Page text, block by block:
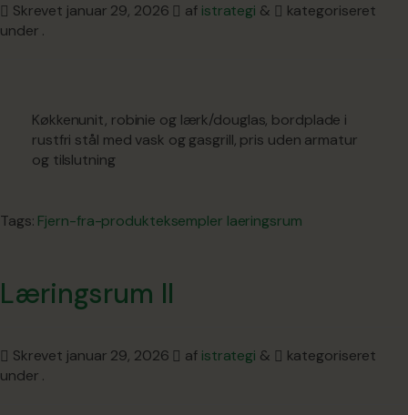
Skrevet januar 29, 2026 af istrategi &
kategoriseret
under .
Køkkenunit, robinie og lærk/douglas, bordplade i
rustfri stål med vask og gasgrill, pris uden armatur
og tilslutning
Tags: Fjern-fra-produkteksempler laeringsrum
Læringsrum II
Skrevet januar 29, 2026 af istrategi &
kategoriseret
under .